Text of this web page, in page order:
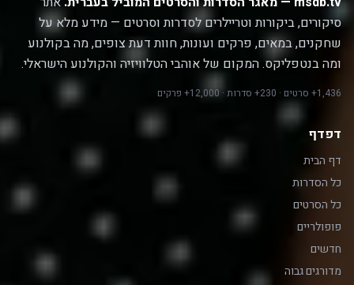
סיקורים, ביקורות וטריילרים לסדרות וסרטים — מידע מלא על
שחקנים, במאים, פרקים ועונות, חוות דעת צופים, מה בקולנוע
ומה בנטפליקס. המקום של אוהבי הטלוויזיה והקולנוע הישראלי.
1,436+ סרטים · 230+ סדרות · 12,000+ פרקים
דפדף
דף הבית
כל הסדרות
כל הסרטים
פופולריים
חדשים
מדורגים גבוה